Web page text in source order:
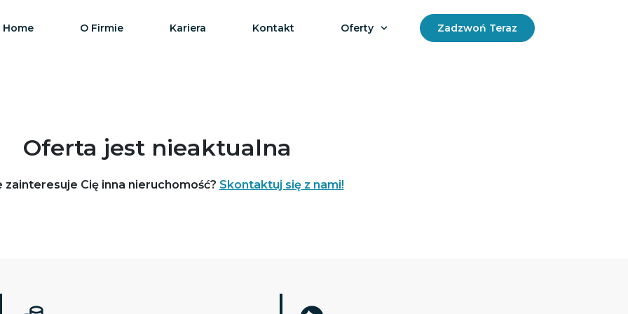
Home O Firmie Kariera Kontakt Oferty Zadzwoń Teraz
Oferta jest nieaktualna
zainteresuje Cię inna nieruchomość? Skontaktuj się z nami!